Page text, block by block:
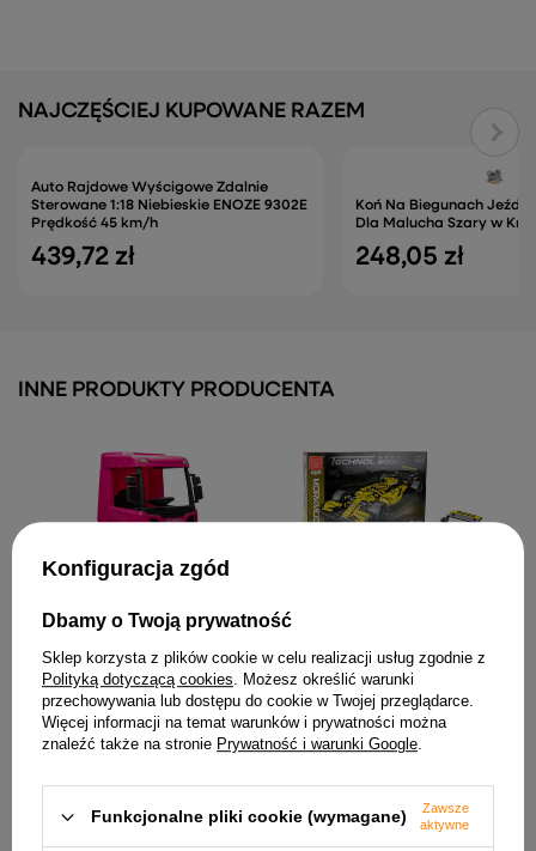
NAJCZĘŚCIEJ KUPOWANE RAZEM
Auto Rajdowe Wyścigowe Zdalnie
Sterowane 1:18 Niebieskie ENOZE 9302E
Prędkość 45 km/h
439,72 zł
Koń Na Biegunach
Dla Malucha Szary w
248,05 zł
INNE PRODUKTY PRODUCENTA
500R HL698 Różowe 4x4
1 646,26 zł
Klocki Konstrukcyjne
Samochód Wyścigowy
R.S.18 Żółty 1:10 1093 el.
152,66 zł
Konfiguracja zgód
Dbamy o Twoją prywatność
Sklep korzysta z plików cookie w celu realizacji usług zgodnie z
Polityką dotyczącą cookies. Możesz określić warunki
przechowywania lub dostępu do cookie w Twojej przeglądarce.
Więcej informacji na temat warunków i prywatności można
znaleźć także na stronie Prywatność i warunki Google.
Funkcjonalne pliki cookie (wymagane)
Zawsze
aktywne